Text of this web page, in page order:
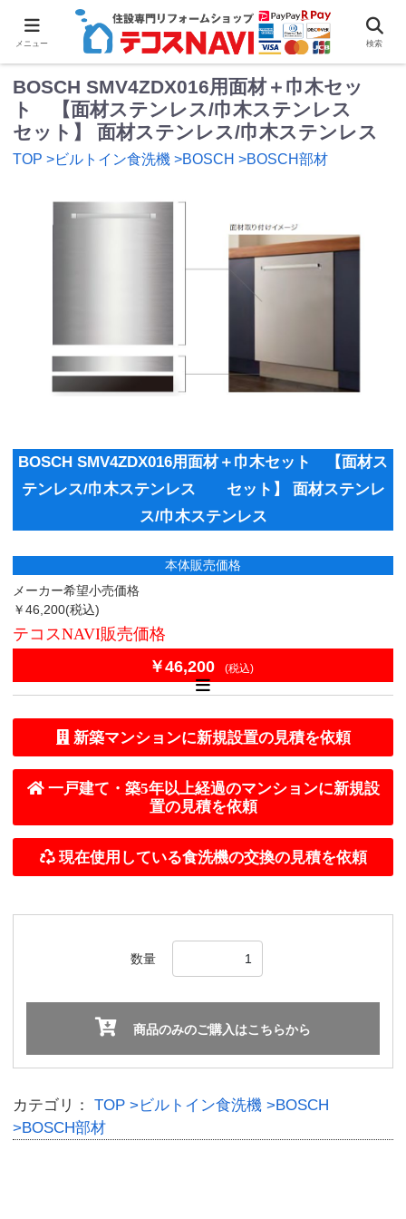
BOSCH SMV4ZDX016用面材＋巾木セッ
ト 【面材ステンレス/巾木ステンレス
セット】 面材ステンレス/巾木ステンレス
TOP >ビルトイン食洗機 >BOSCH >BOSCH部材
BOSCH SMV4ZDX016用面材＋巾木セット 【面材ス
テンレス/巾木ステンレス セット】 面材ステンレ
ス/巾木ステンレス
本体販売価格
メーカー希望小売価格
￥46,200(税込)
テコスNAVI販売価格
￥46,200
(税込)
数量
商品のみのご購入はこちらから
カテゴリ： TOP >ビルトイン食洗機 >BOSCH
>BOSCH部材
メニュー 検索